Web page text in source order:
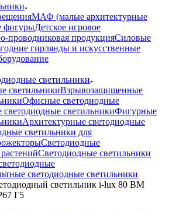
МАФ (малые архитектурные
фигурыДетское игровое
проводниковая продукцияСиловые
гирлянды и искусственные
светильники
светильникиВзрывозащищенные
Офисные светодиодные
светодиодные светильникиФигурные
Архитектурные светодиодные
светильники для
Светодиодные
Светодиодные светильники
светодиодные светильники
светильник i-lux 80 BM
Г5